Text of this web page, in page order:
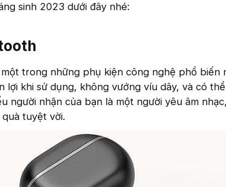
sinh 2023 dưới đây nhé:
trong những phụ kiện công nghệ phổ biến
lợi khi sử dụng, không vướng víu dây, và có
người nhận của bạn là một người yêu âm
tuyệt vời.